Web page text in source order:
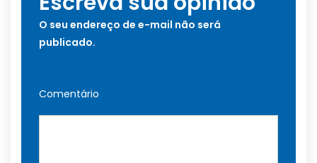
O seu endereço de e-mail não será
publicado.
Comentário